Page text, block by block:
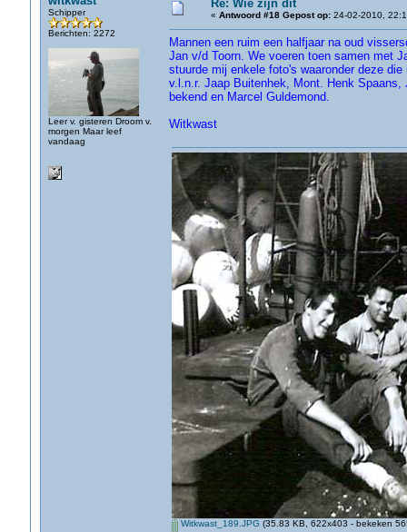
Schipper
Berichten: 2272
Leer v. gisteren Droom v.
morgen Maar leef
vandaag
Re: Wie zijn dit
« Antwoord #18 Gepost op:24-02-2010,
Mannen een ruim een halfjaar na oud
Jan v/d Toorn. We voeren toen samen met
stuurde mij enkele foto's waaronder deze
v.l.n.r. Jaap Buitenhek, Mont. Henk
bekend en Marcel Guldemond.
Witkwast
Witkwast_189.JPG (35.83 KB, 622x403 - bekeken